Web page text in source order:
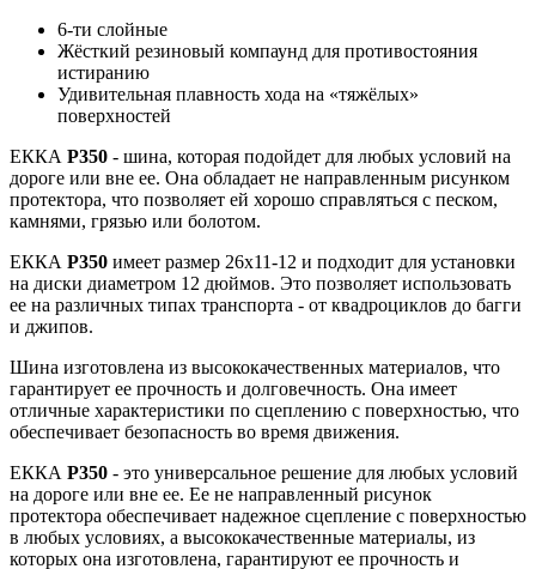
6-ти слойные
Жёсткий резиновый компаунд для противостояния
истиранию
Удивительная плавность хода на «тяжёлых»
поверхностей
ЕККА Р350 - шина, которая подойдет для любых условий на
дороге или вне ее. Она обладает не направленным рисунком
протектора, что позволяет ей хорошо справляться с песком,
камнями, грязью или болотом.
ЕККА Р350 имеет размер 26х11-12 и подходит для установки
на диски диаметром 12 дюймов. Это позволяет использовать
ее на различных типах транспорта - от квадроциклов до багги
и джипов.
Шина изготовлена из высококачественных материалов, что
гарантирует ее прочность и долговечность. Она имеет
отличные характеристики по сцеплению с поверхностью, что
обеспечивает безопасность во время движения.
ЕККА Р350 - это универсальное решение для любых условий
на дороге или вне ее. Ее не направленный рисунок
протектора обеспечивает надежное сцепление с поверхностью
в любых условиях, а высококачественные материалы, из
которых она изготовлена, гарантируют ее прочность и